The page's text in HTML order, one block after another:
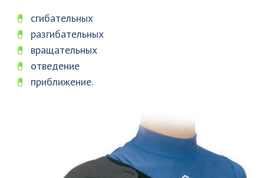
сгибательных
разгибательных
вращательных
отведение
приближение.